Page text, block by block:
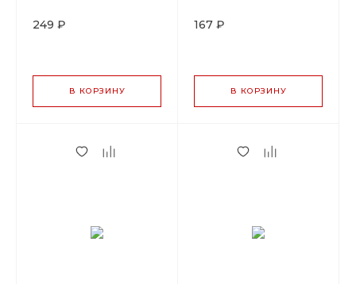
249 ₽
В КОРЗИНУ
167 ₽
В КОРЗИНУ